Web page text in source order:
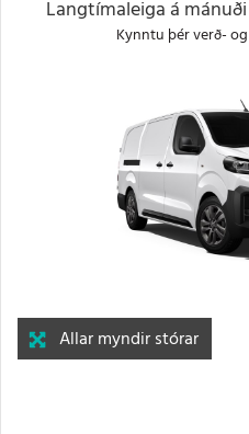
Allar myndir stórar
Verð með
Langtímaleiga á
Kynntu þér verð-